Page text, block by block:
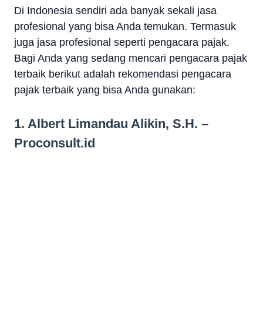
Di Indonesia sendiri ada banyak sekali jasa
profesional yang bisa Anda temukan. Termasuk
juga jasa profesional seperti pengacara pajak.
Bagi Anda yang sedang mencari pengacara pajak
terbaik berikut adalah rekomendasi pengacara
pajak terbaik yang bisa Anda gunakan:
1. Albert Limandau Alikin, S.H. –
Proconsult.id